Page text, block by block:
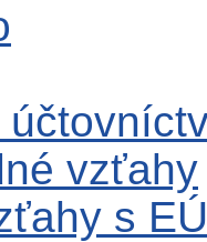
vzťahy
s EÚ